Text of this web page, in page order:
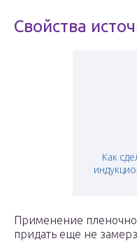
Свойства
Как
Применение
придать еще не